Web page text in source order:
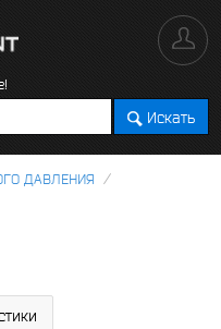
Искать
ДАВЛЕНИЯ /